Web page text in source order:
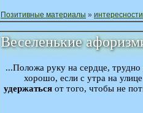
Позитивные материалы » интересности
Веселенькие
...Положа руку на сердце, трудно
хорошо, если с утра на
удержатьсяот того, чтобы не